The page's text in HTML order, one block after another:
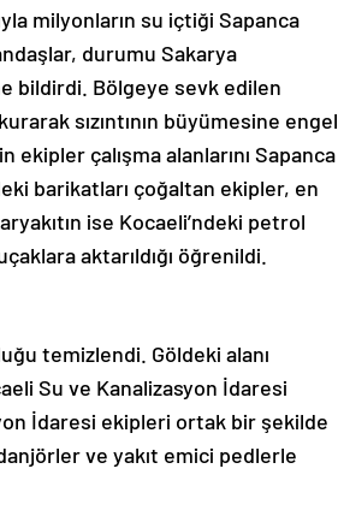
milyonların su içtiği Sapanca
durumu Sakarya
bildirdi. Bölgeye sevk edilen
sızıntının büyümesine engel
ekipler çalışma alanlarını Sapanca
barikatları çoğaltan ekipler, en
ise Kocaeli’ndeki petrol
aktarıldığı öğrenildi.
temizlendi. Göldeki alanı
Su ve Kanalizasyon İdaresi
İdaresi ekipleri ortak bir şekilde
ve yakıt emici pedlerle